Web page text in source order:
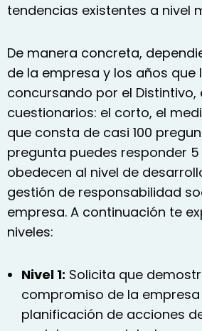
tendencias existentes a nivel
De manera concreta,
de la empresa y los años que
concursando por el Distintivo,
cuestionarios: el corto, el
que consta de casi 100
pregunta puedes responder 5
obedecen al nivel de
gestión de responsabilidad
empresa. A continuación te
niveles:
Nivel 1: Solicita que
compromiso de la
planificación de acciones